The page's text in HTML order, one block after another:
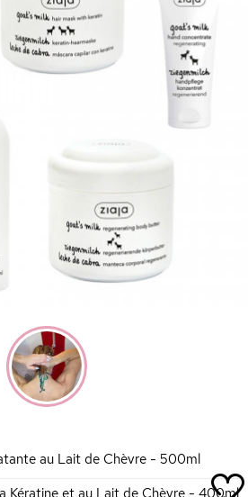
au Lait de Chèvre - 500ml
Kératine et au Lait de Chèvre - 400ml